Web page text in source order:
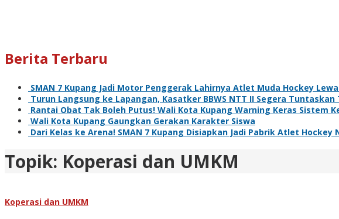
Berita Terbaru
SMAN 7 Kupang Jadi Motor Penggerak Lahirnya Atlet Muda Hockey
Turun Langsung ke Lapangan, Kasatker BBWS NTT II Segera
Rantai Obat Tak Boleh Putus! Wali Kota Kupang Warning Keras Sistem
Wali Kota Kupang Gaungkan Gerakan Karakter Siswa
Dari Kelas ke Arena! SMAN 7 Kupang Disiapkan Jadi Pabrik Atlet Hockey
Topik: Koperasi dan UMKM
Koperasi dan UMKM